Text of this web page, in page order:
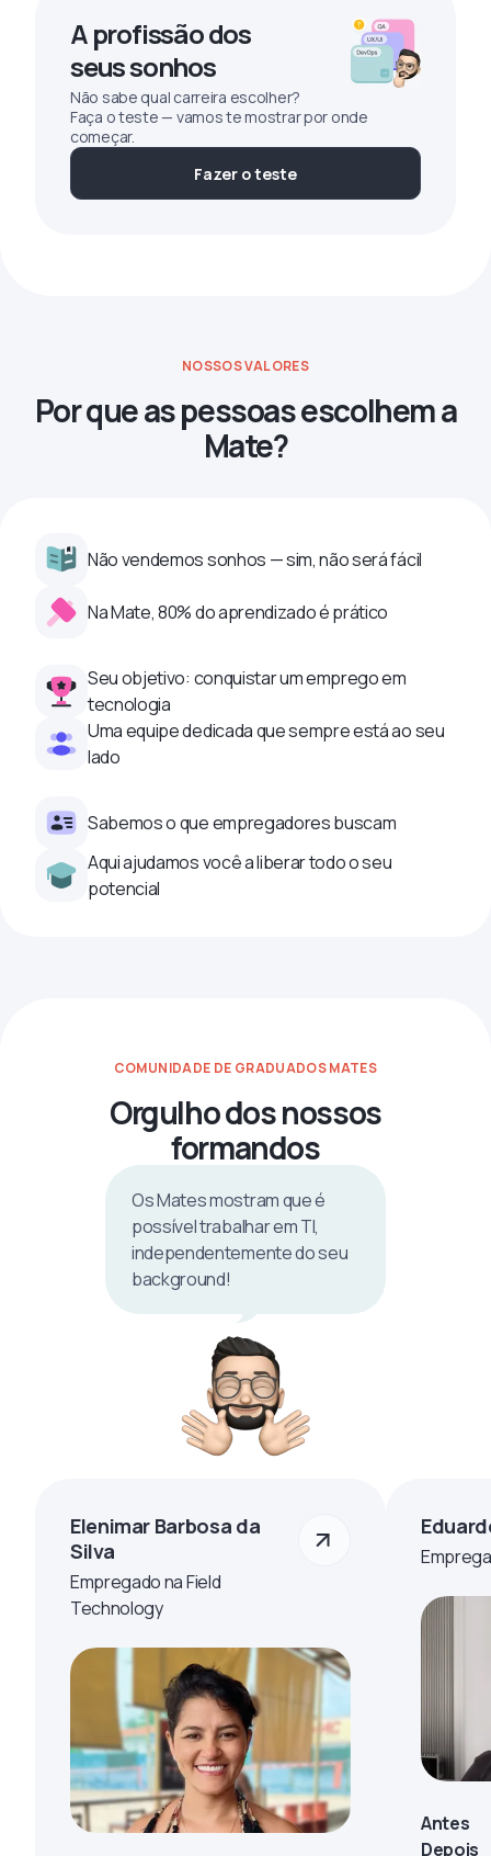
A profissão dos
seus sonhos
Não sabe qual carreira escolher?
Faça o teste — vamos te mostrar por onde
começar.
Fazer o teste
NOSSOS VALORES
Por que as pessoas escolhem a
Mate?
Não vendemos sonhos — sim, não será fácil
Na Mate, 80% do aprendizado é prático
Seu objetivo: conquistar um emprego em
tecnologia
Uma equipe dedicada que sempre está ao seu
lado
Sabemos o que empregadores buscam
Aqui ajudamos você a liberar todo o seu
potencial
COMUNIDADE DE GRADUADOS MATES
Orgulho dos nossos
formandos
Os Mates mostram que é
possível trabalhar em TI,
independentemente do seu
background!
Elenimar Barbosa da
Silva
Empregado na Field
Technology
Antes
Depois